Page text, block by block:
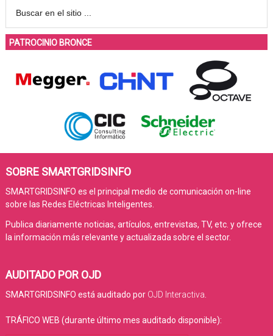
PATROCINIO BRONCE
SOBRE SMARTGRIDSINFO
SMARTGRIDSINFO es el principal medio de comunicación on-line
sobre las Redes Eléctricas Inteligentes.
Publica diariamente noticias, artículos, entrevistas, TV, etc. y ofrece
la información más relevante y actualizada sobre el sector.
AUDITADO POR OJD
SMARTGRIDSINFO está auditado por OJD Interactiva
TRÁFICO WEB (durante último mes auditado disponible):